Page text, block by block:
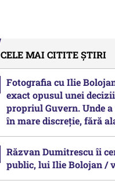
CELE MAI CITITE ȘTIRI
Fotografia cu Ilie
exact opusul unei
propriul Guvern. Unde
în mare discreție, fără
Răzvan Dumitrescu îi
public, lui Ilie Bolojan /